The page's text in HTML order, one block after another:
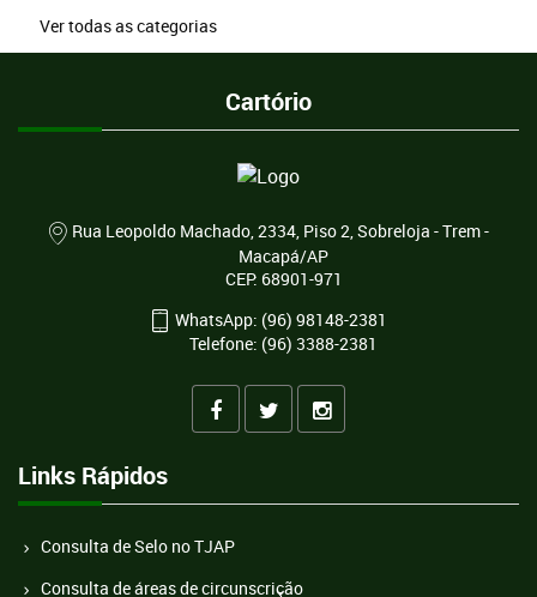
Ver todas as categorias
Cartório
Rua Leopoldo Machado, 2334, Piso 2, Sobreloja - Trem -
Macapá/AP
CEP: 68901-971
WhatsApp: (96) 98148-2381
Telefone: (96) 3388-2381
Links Rápidos
Consulta de Selo no TJAP
Consulta de áreas de circunscrição